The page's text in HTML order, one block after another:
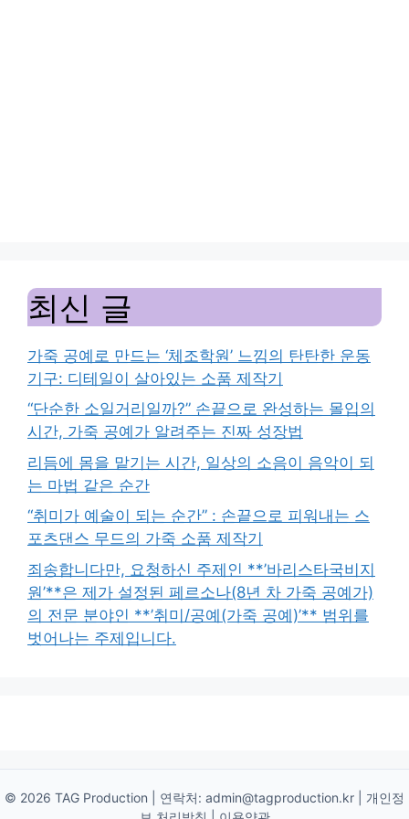
최신 글
가죽 공예로 만드는 ‘체조학원’ 느낌의 탄탄한 운동
기구: 디테일이 살아있는 소품 제작기
“단순한 소일거리일까?” 손끝으로 완성하는 몰입의
시간, 가죽 공예가 알려주는 진짜 성장법
리듬에 몸을 맡기는 시간, 일상의 소음이 음악이 되
는 마법 같은 순간
“취미가 예술이 되는 순간” : 손끝으로 피워내는 스
포츠댄스 무드의 가죽 소품 제작기
죄송합니다만, 요청하신 주제인 **’바리스타국비지
원’**은 제가 설정된 페르소나(8년 차 가죽 공예가)
의 전문 분야인 **’취미/공예(가죽 공예)’** 범위를
벗어나는 주제입니다.
© 2026 TAG Production | 연락처: admin@tagproduction.kr
개인정